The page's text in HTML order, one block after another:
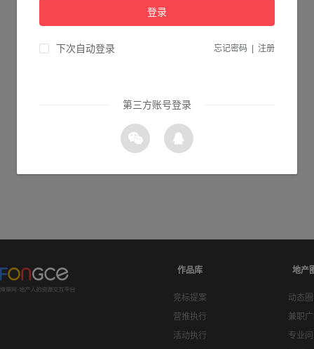
作品库
竞标提案
营推执行
活动执行
地产
动态
兼职
专业
登录
下次自动登录 忘记密码 注册
第三方账号登录